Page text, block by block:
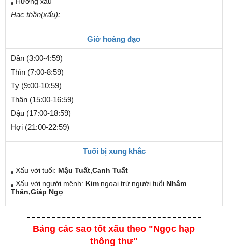
Hạc thần(xấu):
Giờ hoàng đạo
Dần (3:00-4:59)
Thìn (7:00-8:59)
Tỵ (9:00-10:59)
Thân (15:00-16:59)
Dậu (17:00-18:59)
Hợi (21:00-22:59)
Tuổi bị xung khắc
Xấu với tuổi: Mậu Tuất,Canh Tuất
Xấu với người mệnh: Kim ngoại trừ người tuổi Nhâm
Thân,Giáp Ngọ
Bảng các sao tốt xấu theo "Ngọc hạp
thông thư"